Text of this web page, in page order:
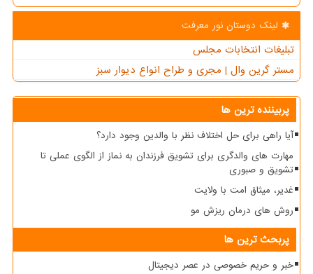
لینک دوستان نور معرفت
تبلیغات انتخابات مجلس
مستر گرین وال | مجری و طراح انواع دیوار سبز
پربیننده ترین ها
آیا راهی برای حل اختلاف نظر با والدین وجود دارد؟
مهارت های والدگری برای تشویق فرزندان به نماز از الگوی عملی تا
تشویق و صبوری
غدیر، میثاق امت با ولایت
روش های درمان ریزش مو
پربحث ترین ها
خبر و حریم خصوصی در عصر دیجیتال